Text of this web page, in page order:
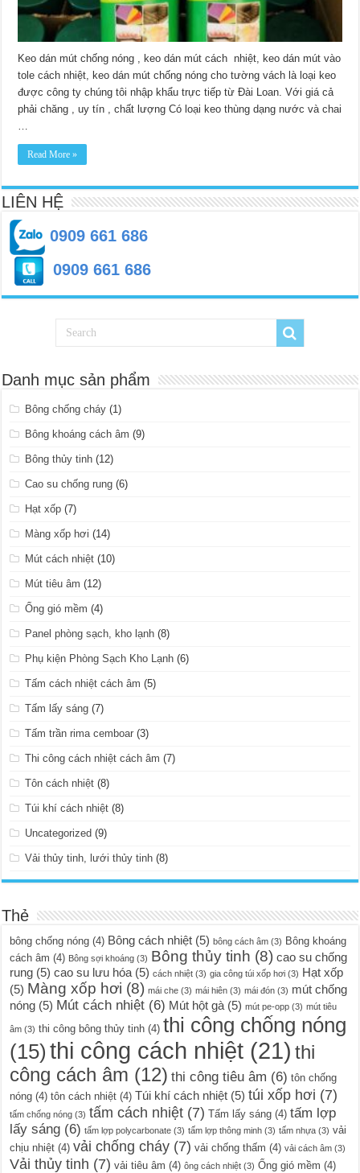
Keo dán mút chống nóng , keo dán mút cách nhiệt, keo dán mút vào
tole cách nhiệt, keo dán mút chống nóng cho tường vách là loại keo
được công ty chúng tôi nhập khẩu trực tiếp từ Đài Loan. Với giá cả
phải chăng , uy tín , chất lượng Có loại keo thùng dạng nước và chai
Read More »
LIÊN HỆ
0909 661 686
0909 661 686
Danh mục sản phẩm
Bông chống cháy (1)
Bông khoáng cách âm (9)
Bông thủy tinh (12)
Cao su chống rung (6)
Hạt xốp (7)
Màng xốp hơi (14)
Mút cách nhiệt (10)
Mút tiêu âm (12)
Ống gió mềm (4)
Panel phòng sạch, kho lạnh (8)
Phụ kiện Phòng Sạch Kho Lạnh (6)
Tấm cách nhiệt cách âm (5)
Tấm lấy sáng (7)
Tấm trần rima cemboar (3)
Thi công cách nhiệt cách âm (7)
Tôn cách nhiệt (8)
Túi khí cách nhiệt (8)
Uncategorized (9)
Vải thủy tinh, lưới thủy tinh (8)
Thẻ
bông chống nóng (4) Bông cách nhiệt (5) bông cách âm (3) Bông khoáng
cách âm (4) Bông sợi khoáng (3) Bông thủy tinh (8) cao su chống
rung (5) cao su lưu hóa (5) cách nhiệt (3) gia công túi xốp hơi (3) Hạt xốp
(5) Màng xốp hơi (8) mái che (3) mái hiên (3) mái đón (3) mút chống
nóng (5) Mút cách nhiệt (6) Mút hột gà (5) mút pe-opp (3) mút tiêu
âm (3) thi công bông thủy tinh (4) thi công chống nóng
(15) thi công cách nhiệt (21) thi
công cách âm (12) thi công tiêu âm (6) tôn chống
nóng (4) tôn cách nhiệt (4) Túi khí cách nhiệt (5) túi xốp hơi (7)
tấm chống nóng (3) tấm cách nhiệt (7) Tấm lấy sáng (4) tấm lợp
lấy sáng (6) tấm lợp polycarbonate (3) tấm lợp thông minh (3) tấm nhựa (3) vải
chịu nhiệt (4) vải chống cháy (7) vải chống thấm (4) vải cách âm (3)
Vải thủy tinh (7) vải tiêu âm (4) ông cách nhiệt (3) Ống gió mềm (4)